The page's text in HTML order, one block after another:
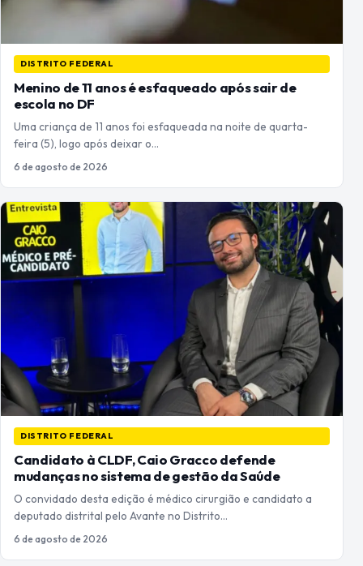
DISTRITO FEDERAL
Menino de 11 anos é esfaqueado após sair de
escola no DF
Uma criança de 11 anos foi esfaqueada na noite de quarta-
feira (5), logo após deixar o…
6 de agosto de 2026
DISTRITO FEDERAL
Candidato à CLDF, Caio Gracco defende
mudanças no sistema de gestão da Saúde
O convidado desta edição é médico cirurgião e candidato a
deputado distrital pelo Avante no Distrito…
6 de agosto de 2026